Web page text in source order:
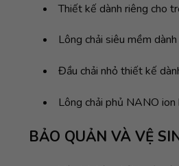
Thiết kế dành riêng cho
Lông chải siêu mềm
Đầu chải nhỏ thiết kế
Lông chải phủ NANO
BẢO QUẢN VÀ VỆ